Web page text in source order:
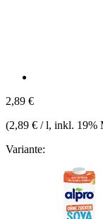
2,89 €
(2,89 € / l, inkl. 19%
Variante: